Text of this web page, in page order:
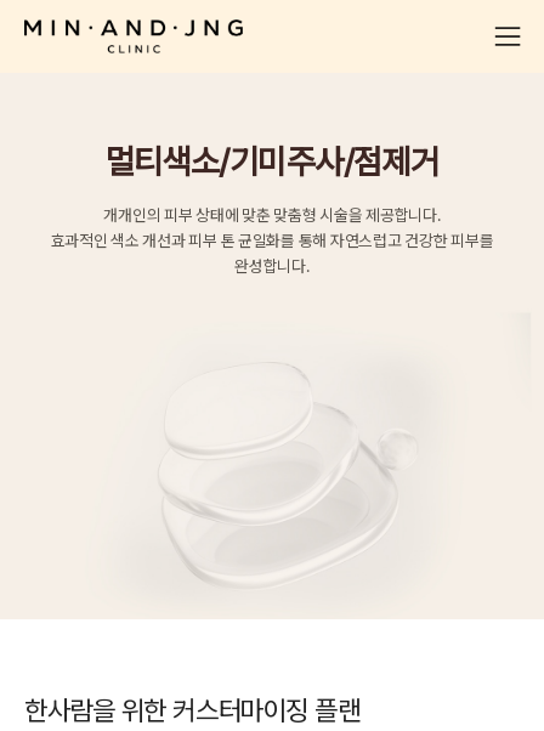
멀티색소/기미주사/점제거
개개인의 피부 상태에 맞춘 맞춤형 시술을 제공합니다.
효과적인 색소 개선과 피부 톤 균일화를 통해 자연스럽고 건강한 피부를
완성합니다.
한사람을 위한 커스터마이징 플랜